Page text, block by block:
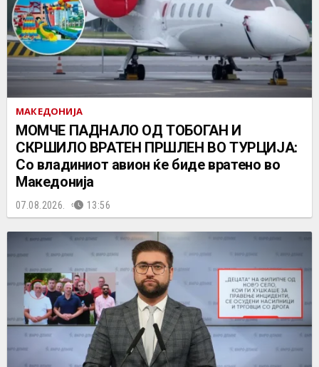
МАКЕДОНИЈА
МОМЧЕ ПАДНАЛО ОД ТОБОГАН И
СКРШИЛО ВРАТЕН ПРШЛЕН ВО ТУРЦИЈА:
Со владиниот авион ќе биде вратено во
Македонија
07.08.2026. 13:56